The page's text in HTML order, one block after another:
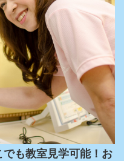
でも教室見学可能！お